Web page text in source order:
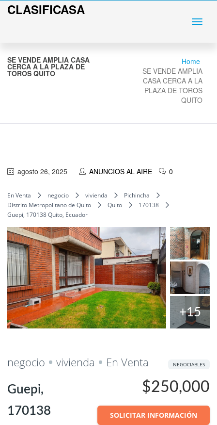
CLASIFICASA
SE VENDE AMPLIA CASA
CERCA A LA PLAZA DE
TOROS QUITO
Home
SE VENDE AMPLIA
CASA CERCA A LA
PLAZA DE TOROS
QUITO
agosto 26, 2025 ANUNCIOS AL AIRE 0
En Venta negocio vivienda
Pichincha
Distrito Metropolitano de Quito
Quito
170138
Guepi, 170138 Quito, Ecuador
+15
negocio vivienda En Venta
Guepi,
170138
$250,000
NEGOCIABLES
SOLICITAR INFORMACIÓN